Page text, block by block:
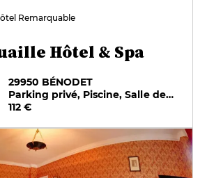
Remarquable
Hôtel & Spa
29950 BÉNODET
Parking privé, Piscine, Salle de fitness, Spa
112 €